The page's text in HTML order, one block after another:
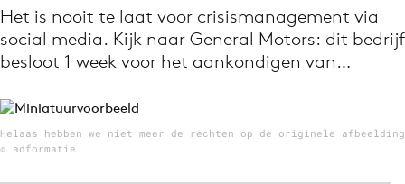
Nieuws app
Het is nooit te laat voor crisismanagement via
social media. Kijk naar General Motors: dit bedrijf
besloot 1 week voor het aankondigen van…
Helaas hebben we niet meer de rechten op de originele afbeelding
© adformatie